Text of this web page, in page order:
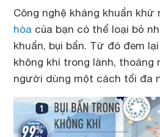
Công nghệ kháng khuẩn
hòa của bạn có thể loại bỏ
khuẩn, bụi bẩn. Từ đó đem
không khí trong lành, thoáng
người dùng một cách tối đa